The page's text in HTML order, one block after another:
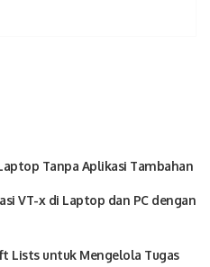
Tanpa Aplikasi Tambahan
VT-x di Laptop dan PC dengan
Lists untuk Mengelola Tugas